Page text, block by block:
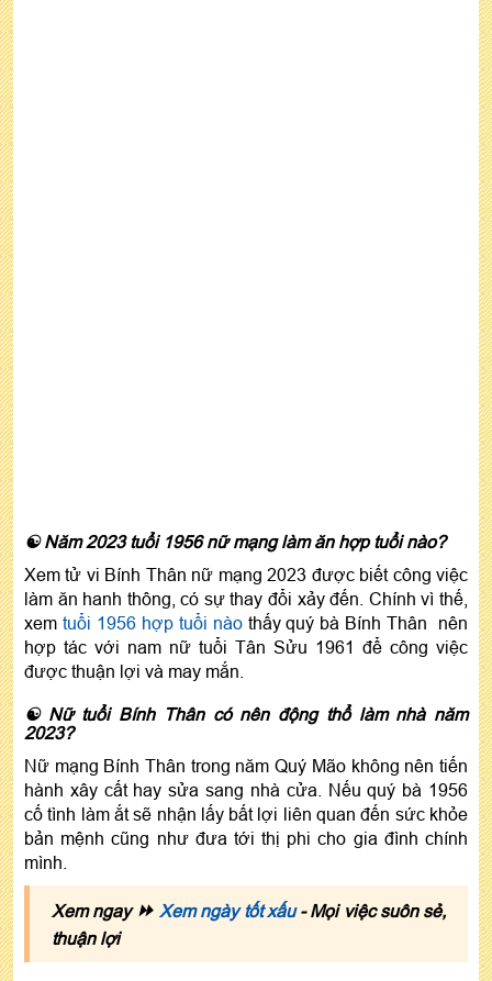
☯ Năm 2023 tuổi 1956 nữ mạng làm ăn hợp tuổi nào?
Xem tử vi Bính Thân nữ mạng 2023 được biết công việc
làm ăn hanh thông, có sự thay đổi xảy đến. Chính vì thế,
xem tuổi 1956 hợp tuổi nàothấyquý bà Bính Thân nên
hợp tác với nam nữ tuổi Tân Sửu 1961 để công việc
được thuận lợi và may mắn.
☯ Nữ tuổi Bính Thân có nên động thổ làm nhà năm
2023?
Nữ mạng Bính Thân trong năm Quý Mão không nên tiến
hành xây cất hay sửa sang nhà cửa. Nếu quý bà 1956
cố tình làm ắt sẽ nhận lấy bất lợi liên quan đến sức khỏe
bản mệnh cũng như đưa tới thị phi cho gia đình chính
mình.
Xem ngay ⏩ Xem ngày tốt xấu- Mọi việc suôn sẻ,
thuận lợi